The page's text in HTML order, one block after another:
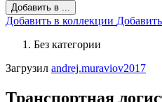
Добавить в ...
Добавить в коллекции
Без категории
Загрузил andrej.muraviov2017
Транспортная